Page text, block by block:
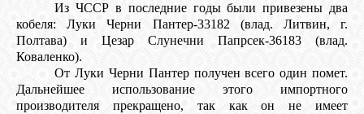
Из ЧССР в последние годы были привезены два
кобеля: Луки Черни Пантер-33182 (влад. Литвин, г.
Полтава) и Цезар Слунечни Папрсек-36183 (влад.
Коваленко).
От Луки Черни Пантер получен всего один помет.
Дальнейшее использование этого импортного
производителя прекращено, так как он не имеет